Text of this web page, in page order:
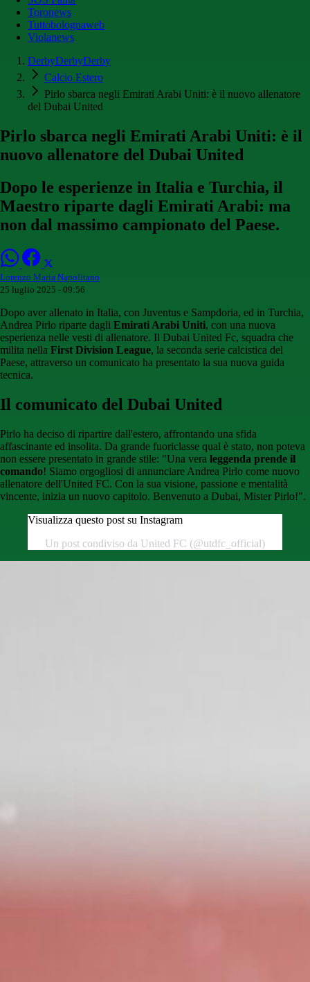
Toronews
Tuttobolognaweb
Violanews
DerbyDerbyDerby
Calcio Estero
Pirlo sbarca negli Emirati Arabi Uniti: è il nuovo allenatore
del Dubai United
Pirlo sbarca negli Emirati Arabi Uniti: è il
nuovo allenatore del Dubai United
Dopo le esperienze in Italia e Turchia, il
Maestro riparte dagli Emirati Arabi: ma
non dal massimo campionato del Paese.
Lorenzo Maria Napolitano
25 luglio 2025 - 09:56
Dopo aver allenato in Italia, con Juventus e Sampdoria, ed in Turchia,
Andrea Pirlo riparte dagli Emirati Arabi Uniti, con una nuova
esperienza nelle vesti di allenatore. Il Dubai United Fc, squadra che
milita nella First Division League, la seconda serie calcistica del
Paese, attraverso un comunicato ha presentato la sua nuova guida
tecnica.
Il comunicato del Dubai United
Pirlo ha deciso di ripartire dall'estero, affrontando una sfida
affascinante ed insolita. Da grande fuoriclasse qual è stato, non poteva
non essere presentato in grande stile: "Una vera leggenda prende il
comando! Siamo orgogliosi di annunciare Andrea Pirlo come nuovo
allenatore dell'United FC. Con la sua visione, passione e mentalità
vincente, inizia un nuovo capitolo. Benvenuto a Dubai, Mister Pirlo!".
Visualizza questo post su Instagram
Un post condiviso da United FC (@utdfc_official)